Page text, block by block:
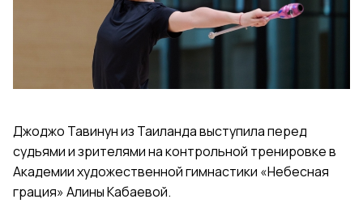
Джоджо Тавинун из Таиланда выступила перед
судьями и зрителями на контрольной тренировке в
Академии художественной гимнастики «Небесная
грация» Алины Кабаевой.